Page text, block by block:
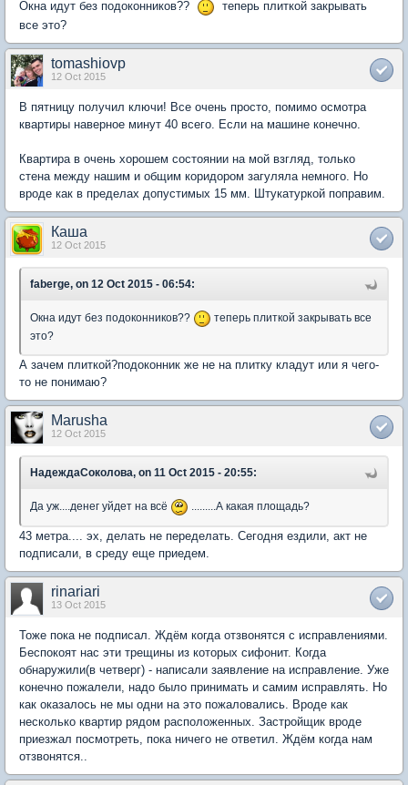
Окна идут без подоконников??
теперь плиткой закрывать
все это?
tomashiovp
12 Oct 2015
В пятницу получил ключи! Все очень просто, помимо осмотра
квартиры наверное минут 40 всего. Если на машине конечно.
Квартира в очень хорошем состоянии на мой взгляд, только
стена между нашим и общим коридором загуляла немного. Но
вроде как в пределах допустимых 15 мм. Штукатуркой поправим.
Каша
12 Oct 2015
faberge, on 12 Oct 2015 - 06:54:
Окна идут без подоконников??
теперь плиткой закрывать все
это?
А зачем плиткой?подоконник же не на плитку кладут или я чего-
то не понимаю?
Marusha
12 Oct 2015
НадеждаСоколова, on 11 Oct 2015 - 20:55:
Да уж....денег уйдет на всё .........А какая площадь?
43 метра.... эх, делать не переделать. Сегодня ездили, акт не
подписали, в среду еще приедем.
rinariari
13 Oct 2015
Тоже пока не подписал. Ждём когда отзвонятся с исправлениями.
Беспокоят нас эти трещины из которых сифонит. Когда
обнаружили(в четверг) - написали заявление на исправление. Уже
конечно пожалели, надо было принимать и самим исправлять. Но
как оказалось не мы одни на это пожаловались. Вроде как
несколько квартир рядом расположенных. Застройщик вроде
приезжал посмотреть, пока ничего не ответил. Ждём когда нам
отзвонятся..